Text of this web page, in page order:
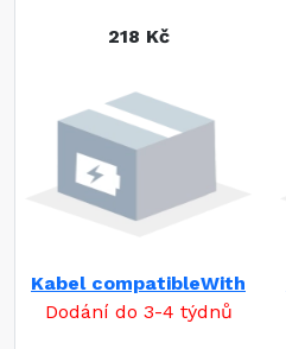
218 Kč
Kabel compatibleWith
Dodání do 3-4 týdnů